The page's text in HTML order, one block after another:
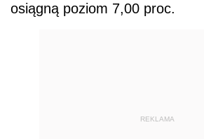
osiągną poziom 7,00 proc.
REKLAMA